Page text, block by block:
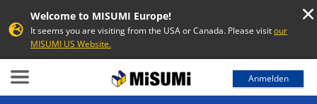
Welcome to MISUMI Europe!
It seems you are visiting from the USA or Canada. Please visitour
MISUMI US Website.
Anmelden